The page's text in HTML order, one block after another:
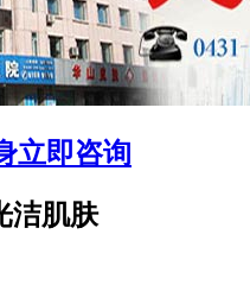
立即咨询
洁肌肤